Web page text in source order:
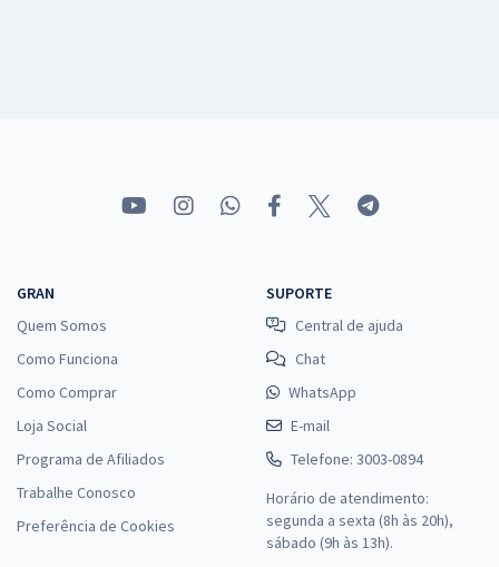
GRAN
Quem Somos
Como Funciona
Como Comprar
Loja Social
Programa de Afiliados
Trabalhe Conosco
Preferência de Cookies
SUPORTE
Central de ajuda
Chat
WhatsApp
E-mail
Telefone: 3003-0894
Horário de atendimento:
segunda a sexta (8h às 20h),
sábado (9h às 13h).